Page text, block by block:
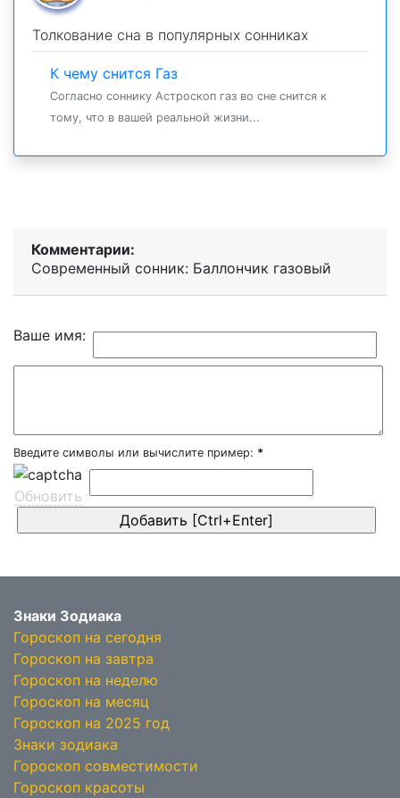
Толкование сна в популярных сонниках
К чему снится Газ
Согласно соннику Астроскоп газ во сне снится к
тому, что в вашей реальной жизни...
Комментарии:
Современный сонник: Баллончик газовый
Ваше имя:
Введите символы или вычислите пример: *
Обновить
Знаки Зодиака
Гороскоп на сегодня
Гороскоп на завтра
Гороскоп на неделю
Гороскоп на месяц
Гороскоп на 2025 год
Знаки зодиака
Гороскоп совместимости
Гороскоп красоты